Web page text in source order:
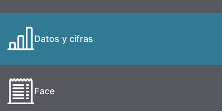
Datos y cifras
Face